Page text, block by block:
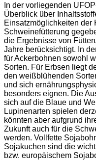
In der vorliegenden
Überblick über
Einsatzmöglichkeiten der
Schweinefütterung
die Ergebnisse von
Jahre berücksichtigt. In
für Ackerbohnen sowohl
Sorten. Für Erbsen liegt
den weißblühenden
und sich
besonders eignen. Die
sich auf die Blaue und
Lupinenarten spielen
könnten aber aufgrund
Zukunft auch für die
werden. Vollfette
Sojakuchen sind die
bzw. europäischem